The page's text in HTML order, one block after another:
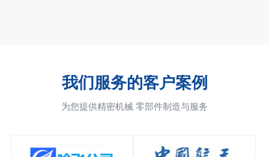
我们服务的客户案例
为您提供精密机械 零部件制造与服务